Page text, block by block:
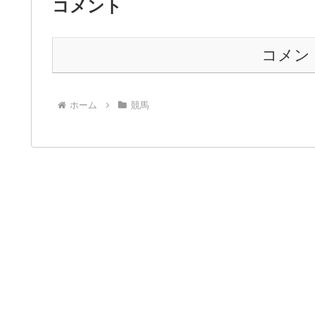
コメント
コメン
ホーム 競馬